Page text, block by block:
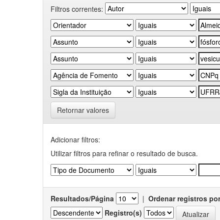
Filtros correntes:
Retornar valores
Adicionar filtros:
Utilizar filtros para refinar o resultado de busca.
Resultados/Página | Ordenar registros por
Registro(s)